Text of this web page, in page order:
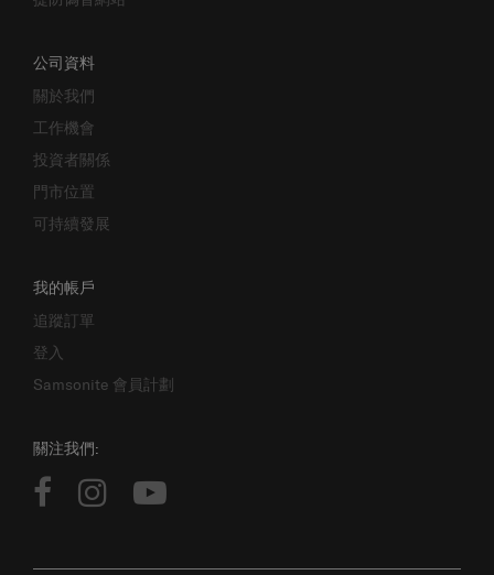
關於我們
工作機會
投資者關係
門市位置
可持續發展
追蹤訂單
登入
Samsonite 會員計劃